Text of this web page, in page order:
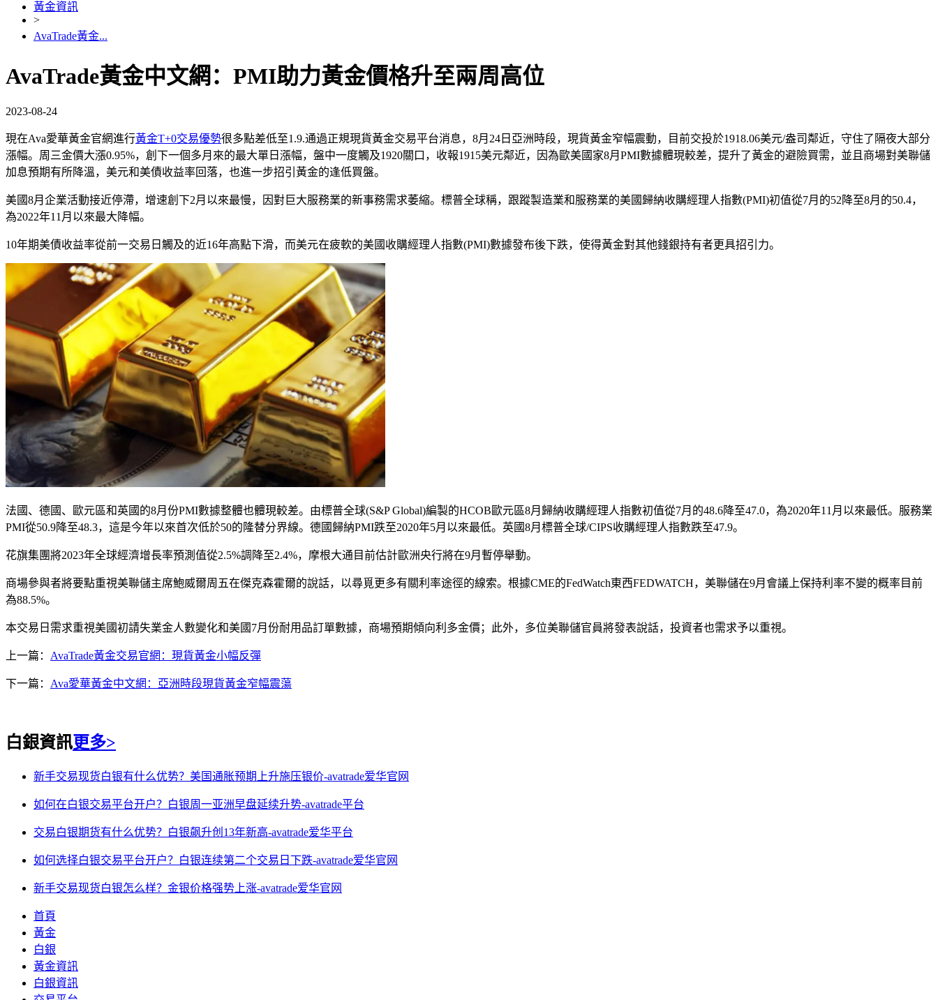
黃金資訊
>
AvaTrade黃金...
AvaTrade黃金中文網：PMI助力黃金價格升至兩周高位
2023-08-24
現在Ava愛華黃金官網進行黃金T+0交易優勢很多點差低至1.9.通過正規現貨黃金交易平台消息，8月24日亞洲時段，現貨黃金窄幅震動，目前交投於1918.06美元/盎司鄰近，守住了隔夜大部分
漲幅。周三金價大漲0.95%，創下一個多月來的最大單日漲幅，盤中一度觸及1920關口，收報1915美元鄰近，因為歐美國家8月PMI數據體現較差，提升了黃金的避險買需，並且商場對美聯儲
加息預期有所降溫，美元和美債收益率回落，也進一步招引黃金的逢低買盤。
美國8月企業活動接近停滯，增速創下2月以來最慢，因對巨大服務業的新事務需求萎縮。標普全球稱，跟蹤製造業和服務業的美國歸納收購經理人指數(PMI)初值從7月的52降至8月的50.4，
為2022年11月以來最大降幅。
10年期美債收益率從前一交易日觸及的近16年高點下滑，而美元在疲軟的美國收購經理人指數(PMI)數據發布後下跌，使得黃金對其他錢銀持有者更具招引力。
法國、德國、歐元區和英國的8月份PMI數據整體也體現較差。由標普全球(S&P Global)編製的HCOB歐元區8月歸納收購經理人指數初值從7月的48.6降至47.0，為2020年11月以來最低。服務業
PMI從50.9降至48.3，這是今年以來首次低於50的隆替分界線。德國歸納PMI跌至2020年5月以來最低。英國8月標普全球/CIPS收購經理人指數跌至47.9。
花旗集團將2023年全球經濟增長率預測值從2.5%調降至2.4%，摩根大通目前估計歐洲央行將在9月暫停舉動。
商場參與者將要點重視美聯儲主席鮑威爾周五在傑克森霍爾的說話，以尋覓更多有關利率途徑的線索。根據CME的FedWatch東西FEDWATCH，美聯儲在9月會議上保持利率不變的概率目前
為88.5%。
本交易日需求重視美國初請失業金人數變化和美國7月份耐用品訂單數據，商場預期傾向利多金價；此外，多位美聯儲官員將發表說話，投資者也需求予以重視。
上一篇： AvaTrade黃金交易官網：現貨黃金小幅反彈
下一篇： Ava愛華黃金中文網：亞洲時段現貨黃金窄幅震蕩
白銀資訊更多>
新手交易现货白银有什么优势？美国通胀预期上升施压银价-avatrade爱华官网
如何在白银交易平台开户？白银周一亚洲早盘延续升势-avatrade平台
交易白银期货有什么优势？白银飙升创13年新高-avatrade爱华平台
如何选择白银交易平台开户？白银连续第二个交易日下跌-avatrade爱华官网
新手交易现货白银怎么样？金银价格强势上涨-avatrade爱华官网
首頁
黃金
白銀
黃金資訊
白銀資訊